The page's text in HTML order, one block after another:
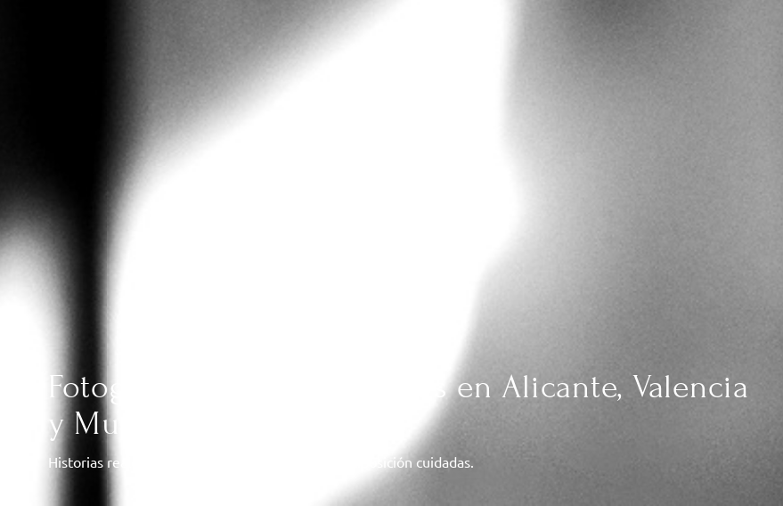
Fotografía y Vídeo de Bodas en Alicante, Valencia
y Murcia
Historias reales, sin poses forzadas, con luz y composición cuidadas.